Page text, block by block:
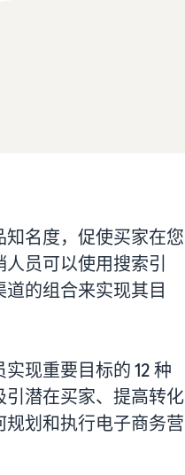
名度，促使买家在您
员可以使用搜索引
的组合来实现其目
现重要目标的 12 种
潜在买家、提高转化
划和执行电子商务营